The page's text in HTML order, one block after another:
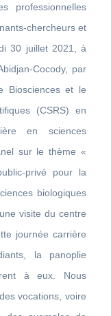
professionnelles
chercheurs et
30 juillet 2021, à
Cocody, par
Biosciences et le
(CSRS) en
en sciences
sur le thème «
privé pour la
biologiques
visite du centre
journée carrière
la panoplie
à eux. Nous
vocations, voire